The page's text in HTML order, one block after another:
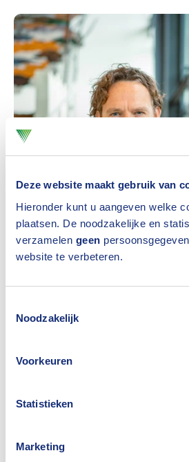
Deze website maakt gebruik van
Hieronder kunt u aangeven welke
plaatsen. De noodzakelijke en
verzamelen geen
website te verbeteren.
Noodzakelijk
Voorkeuren
Statistieken
Marketing
Van Dam is het gezicht van
“Onze doelstelling is om voor